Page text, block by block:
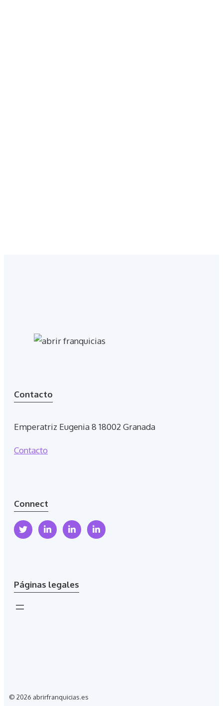
Contacto
Emperatriz Eugenia 8 18002 Granada
Contacto
Connect
Páginas legales
© 2026 abrirfranquicias.es